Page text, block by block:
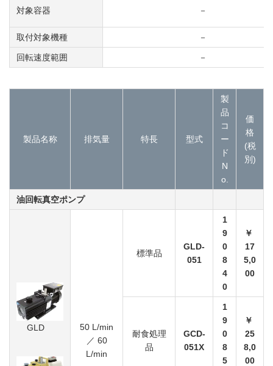
対象容器 －
取付対象機種 －
回転速度範囲 －
製品名称 排気量 特長 型式
製
品
コ
ー
ド
N
o.
価
格
(税
別)
油回転真空ポンプ
GLD
50 L/min
／ 60
L/min
標準品
GLD-
051
1
9
0
8
4
0
￥
17
5,0
00
耐食処理
品
GCD-
051X
1
9
0
8
5
￥
25
8,0
00